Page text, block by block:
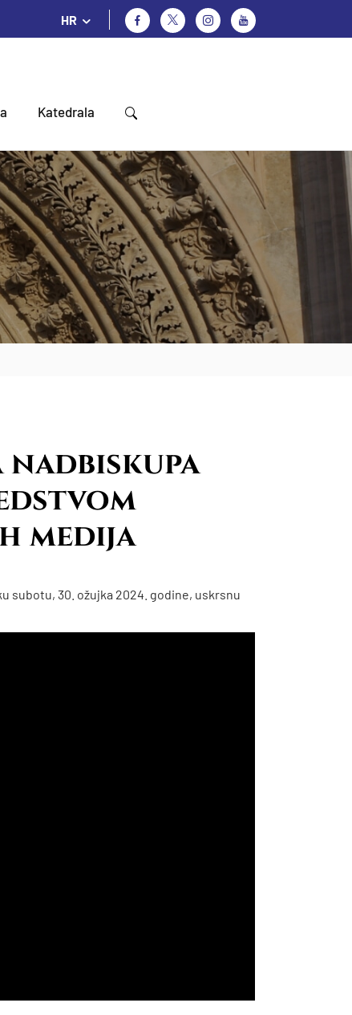
HR
Katedrala
medija
subotu, 30. ožujka 2024. godine, uskrsnu